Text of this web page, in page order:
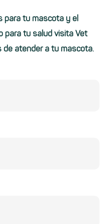
para tu mascota y el
para tu salud visita Vet
atender a tu mascota.